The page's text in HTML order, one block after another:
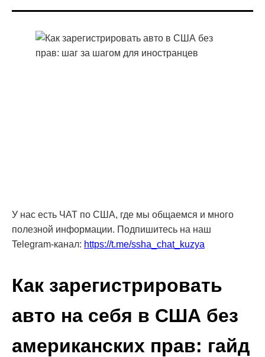
У нас есть ЧАТ по США, где мы общаемся и много
полезной информации. Подпишитесь на наш
Telegram-канал: https://t.me/ssha_chat_kuzya
Как зарегистрировать
авто на себя в США без
американских прав: гайд